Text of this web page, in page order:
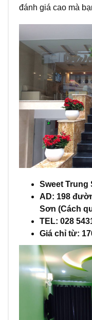
đánh giá cao mà
Sweet Trung
AD: 198
Sơn (Cách
TEL: 028
Giá chỉ từ: